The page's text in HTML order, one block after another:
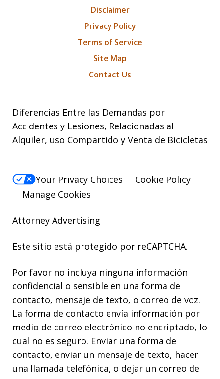
Disclaimer
Privacy Policy
Terms of Service
Site Map
Contact Us
Diferencias Entre las Demandas por
Accidentes y Lesiones, Relacionadas al
Alquiler, uso Compartido y Venta de Bicicletas
Your Privacy Choices
Cookie Policy
Manage Cookies
Attorney Advertising
Este sitio está protegido por reCAPTCHA.
Por favor no incluya ninguna información
confidencial o sensible en una forma de
contacto, mensaje de texto, o correo de voz.
La forma de contacto envía información por
medio de correo electrónico no encriptado, lo
cual no es seguro. Enviar una forma de
contacto, enviar un mensaje de texto, hacer
una llamada telefónica, o dejar un correo de